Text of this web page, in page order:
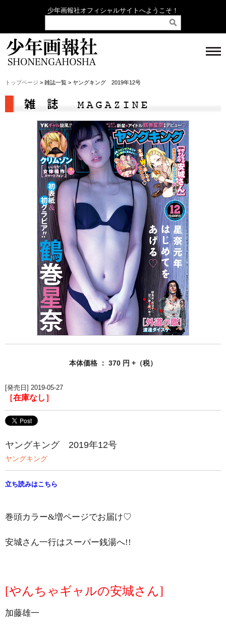
少年画報社オフィシャルサイトへようこそ！
トップページ > 雑誌一覧 > ヤングキング 2019年12号
本体価格 ： 370 円 +（税）
[発売日] 2019-05-27
［在庫なし］
ヤングキング 2019年12号
ヤングキング
立ち読みはこちら
巻頭カラー&増ページでお届け♡
安城さん一行はスーパー銭湯へ!!
[やんちゃギャルの安城さん]
加藤雄一